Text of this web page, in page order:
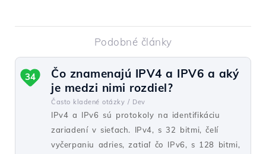
Podobné články
Čo znamenajú IPV4 a IPV6 a aký
je medzi nimi rozdiel?
Často kladené otázky / Dev
IPv4 a IPv6 sú protokoly na identifikáciu
zariadení v sieťach. IPv4, s 32 bitmi, čelí
vyčerpaniu adries, zatiaľ čo IPv6, s 128 bitmi,
34